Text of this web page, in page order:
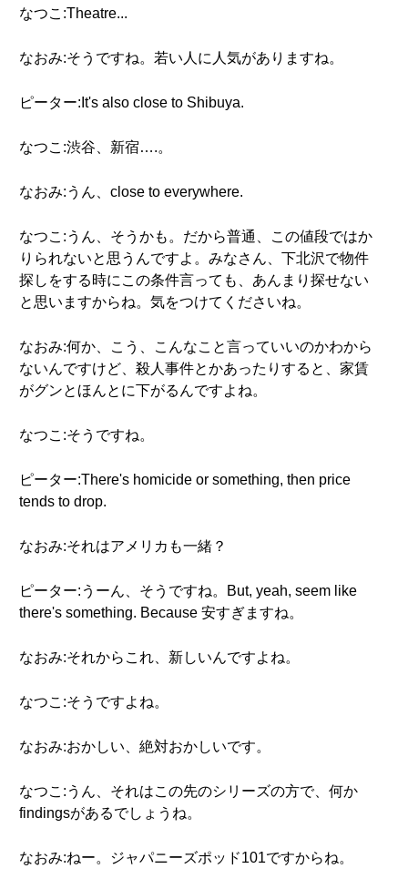
なつこ:Theatre...
なおみ:そうですね。若い人に人気がありますね。
ピーター:It's also close to Shibuya.
なつこ:渋谷、新宿….。
なおみ:うん、close to everywhere.
なつこ:うん、そうかも。だから普通、この値段ではか
りられないと思うんですよ。みなさん、下北沢で物件
探しをする時にこの条件言っても、あんまり探せない
と思いますからね。気をつけてくださいね。
なおみ:何か、こう、こんなこと言っていいのかわから
ないんですけど、殺人事件とかあったりすると、家賃
がグンとほんとに下がるんですよね。
なつこ:そうですね。
ピーター:There's homicide or something, then price
tends to drop.
なおみ:それはアメリカも一緒？
ピーター:うーん、そうですね。But, yeah, seem like
there's something. Because 安すぎますね。
なおみ:それからこれ、新しいんですよね。
なつこ:そうですよね。
なおみ:おかしい、絶対おかしいです。
なつこ:うん、それはこの先のシリーズの方で、何か
findingsがあるでしょうね。
なおみ:ねー。ジャパニーズポッド101ですからね。